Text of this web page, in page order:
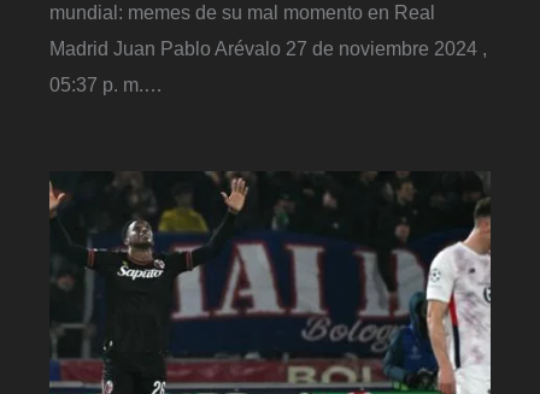
mundial: memes de su mal momento en Real
Madrid Juan Pablo Arévalo 27 de noviembre 2024 ,
05:37 p. m.…